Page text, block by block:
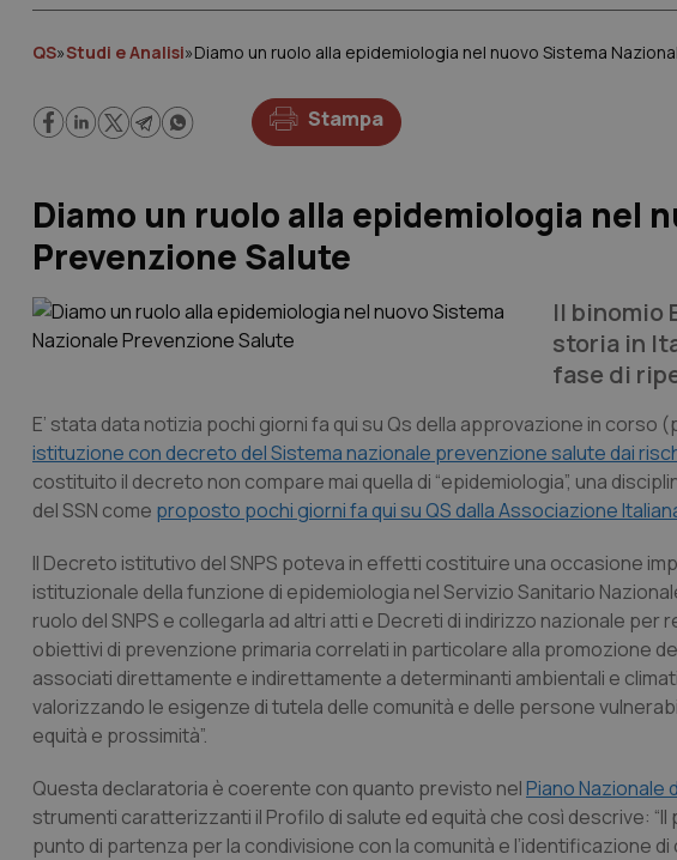
QS»Studi e Analisi»Diamo un ruolo alla epidemiologia nel nuovo Sistema
Stampa
Diamo un ruolo alla epidemiologia nel
Prevenzione Salute
Il binomio
storia in
fase di
E’ stata data notizia pochi giorni fa qui su Qs della approvazione in
istituzione con decreto del Sistema nazionale prevenzione salute dai
costituito il decreto non compare mai quella di “epidemiologia”, una
del SSN come proposto pochi giorni fa qui su QS dalla Associazione
Il Decreto istitutivo del SNPS poteva in effetti costituire una occasione
istituzionale della funzione di epidemiologia nel Servizio Sanitario
ruolo del SNPS e collegarla ad altri atti e Decreti di indirizzo nazionale
obiettivi di prevenzione primaria correlati in particolare alla promozione
associati direttamente e indirettamente a determinanti ambientali e
valorizzando le esigenze di tutela delle comunità e delle persone
equità e prossimità”.
Questa declaratoria è coerente con quanto previsto nelPiano Nazionale
strumenti caratterizzanti il Profilo di salute ed equità che così descrive:
punto di partenza per la condivisione con la comunità e l’identificazione